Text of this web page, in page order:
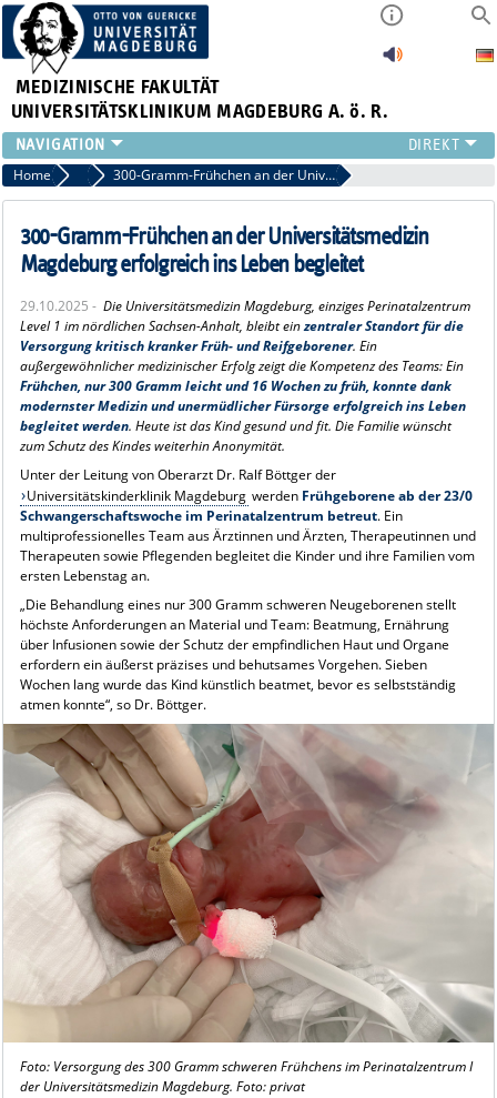
MEDIZINISCHE FAKULTÄT
UNIVERSITÄTSKLINIKUM MAGDEBURG A. ö. R.
INSTITUTE
KLINIKEN
ZENTRALE EINRICHTUNGEN
FORSCHUNG
ÜBER UNS
INTERNATIONAL
INTRANET
Home Archiv 2025 300-Gramm-Frühchen an der Universitätsmedizin Magdeburg erfolgreich ins Leben begleitet
300-Gramm-Frühchen an der Universitätsmedizin
Magdeburg erfolgreich ins Leben begleitet
29.10.2025 - Die Universitätsmedizin Magdeburg, einziges Perinatalzentrum
Level 1 im nördlichen Sachsen-Anhalt, bleibt einzentraler Standort für die
Versorgung kritisch kranker Früh- und Reifgeborener. Ein
außergewöhnlicher medizinischer Erfolg zeigt die Kompetenz des Teams: Ein
Frühchen, nur 300 Gramm leicht und 16 Wochen zu früh, konnte dank
modernster Medizin und unermüdlicher Fürsorge erfolgreich ins Leben
begleitet werden. Heute ist das Kind gesund und fit. Die Familie wünscht
zum Schutz des Kindes weiterhin Anonymität.
Unter der Leitung von Oberarzt Dr. Ralf Böttger der
Universitätskinderklinik Magdeburg werden Frühgeborene ab der 23/0
Schwangerschaftswoche im Perinatalzentrum betreut. Ein
multiprofessionelles Team aus Ärztinnen und Ärzten, Therapeutinnen und
Therapeuten sowie Pflegenden begleitet die Kinder und ihre Familien vom
ersten Lebenstag an.
„Die Behandlung eines nur 300 Gramm schweren Neugeborenen stellt
höchste Anforderungen an Material und Team: Beatmung, Ernährung
über Infusionen sowie der Schutz der empfindlichen Haut und Organe
erfordern ein äußerst präzises und behutsames Vorgehen. Sieben
Wochen lang wurde das Kind künstlich beatmet, bevor es selbstständig
atmen konnte“, so Dr. Böttger.
Foto: Versorgung des 300 Gramm schweren Frühchens im Perinatalzentrum I
der Universitätsmedizin Magdeburg. Foto: privat